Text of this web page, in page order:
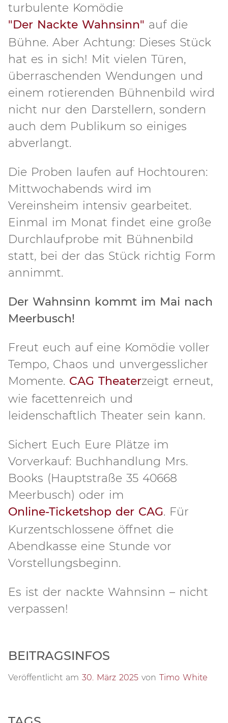
turbulente Komödie
"Der Nackte Wahnsinn" auf die
Bühne. Aber Achtung: Dieses Stück
hat es in sich! Mit vielen Türen,
überraschenden Wendungen und
einem rotierenden Bühnenbild wird
nicht nur den Darstellern, sondern
auch dem Publikum so einiges
abverlangt.
Die Proben laufen auf Hochtouren:
Mittwochabends wird im
Vereinsheim intensiv gearbeitet.
Einmal im Monat findet eine große
Durchlaufprobe mit Bühnenbild
statt, bei der das Stück richtig Form
annimmt.
Der Wahnsinn kommt im Mai nach
Meerbusch!
Freut euch auf eine Komödie voller
Tempo, Chaos und unvergesslicher
Momente. CAG Theaterzeigt erneut,
wie facettenreich und
leidenschaftlich Theater sein kann.
Sichert Euch Eure Plätze im
Vorverkauf: Buchhandlung Mrs.
Books (Hauptstraße 35 40668
Meerbusch) oder im
Online-Ticketshop der CAG. Für
Kurzentschlossene öffnet die
Abendkasse eine Stunde vor
Vorstellungsbeginn.
Es ist der nackte Wahnsinn – nicht
verpassen!
BEITRAGSINFOS
Veröffentlicht am 30. März 2025 von Timo White